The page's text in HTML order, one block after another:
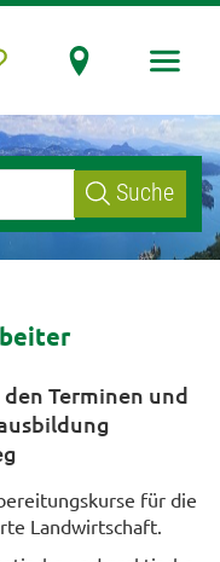
Suche
Terminen und
für die
Landwirtschaft.